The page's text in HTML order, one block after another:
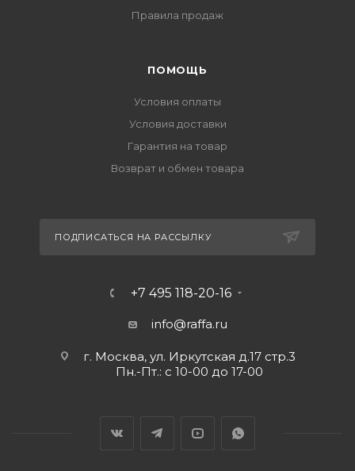
Правила продаж
ПОМОЩЬ
Условия оплаты
Условия доставки
Гарантия на товар
Возврат и обмен товара
ПОДПИСАТЬСЯ НА РАССЫЛКУ
+7 495 118-20-16
info@raffa.ru
г. Москва, ул. Иркутская д.17 стр.3
Пн.-Пт.: с 10-00 до 17-00